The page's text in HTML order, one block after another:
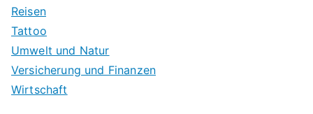
Reisen
Tattoo
Umwelt und Natur
Versicherung und Finanzen
Wirtschaft